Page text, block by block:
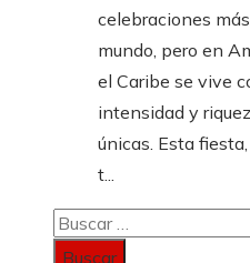
celebraciones
mundo, pero en
el Caribe se vive
intensidad y
únicas. Esta
t...
Buscar: